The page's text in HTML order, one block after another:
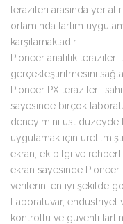
terazileri arasında yer
ortamında tartım
karşılamaktadır.
Pioneer analitik terazileri
gerçekleştirilmesini
Pioneer PX terazileri,
sayesinde birçok
deneyimini üst düzeyde
uygulamak için
ekran, ek bilgi ve
ekran sayesinde
verilerini en iyi şekilde
Laboratuvar, endüstriyel
kontrollü ve güvenli